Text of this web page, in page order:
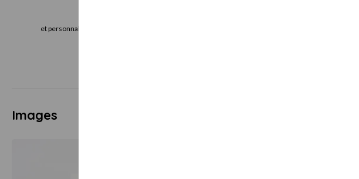
et personnalise mon bon cadeau directement
Images